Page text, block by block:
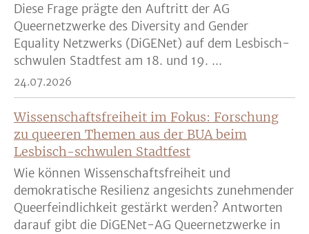
Diese Frage prägte den Auftritt der AG
Queernetzwerke des Diversity and Gender
Equality Netzwerks (DiGENet) auf dem Lesbisch-
schwulen Stadtfest am 18. und 19. ...
24.07.2026
Wissenschaftsfreiheit im Fokus: Forschung
zu queeren Themen aus der BUA beim
Lesbisch-schwulen Stadtfest
Wie können Wissenschaftsfreiheit und
demokratische Resilienz angesichts zunehmender
Queerfeindlichkeit gestärkt werden? Antworten
darauf gibt die DiGENet-AG Queernetzwerke in